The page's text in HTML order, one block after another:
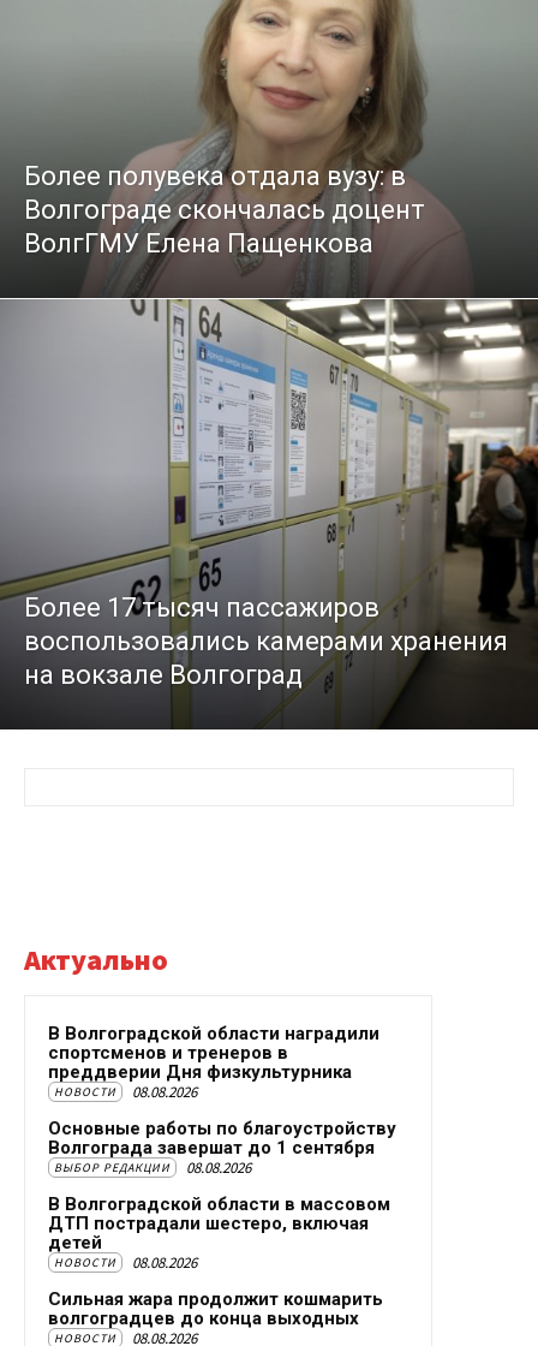
Более полувека отдала вузу: в
Волгограде скончалась доцент
ВолгГМУ Елена Пащенкова
Более 17 тысяч пассажиров
воспользовались камерами хранения
на вокзале Волгоград
Актуально
В Волгоградской области наградили
спортсменов и тренеров в
преддверии Дня физкультурника
НОВОСТИ 08.08.2026
Основные работы по благоустройству
Волгограда завершат до 1 сентября
ВЫБОР РЕДАКЦИИ 08.08.2026
В Волгоградской области в массовом
ДТП пострадали шестеро, включая
детей
НОВОСТИ 08.08.2026
Сильная жара продолжит кошмарить
волгоградцев до конца выходных
НОВОСТИ 08.08.2026